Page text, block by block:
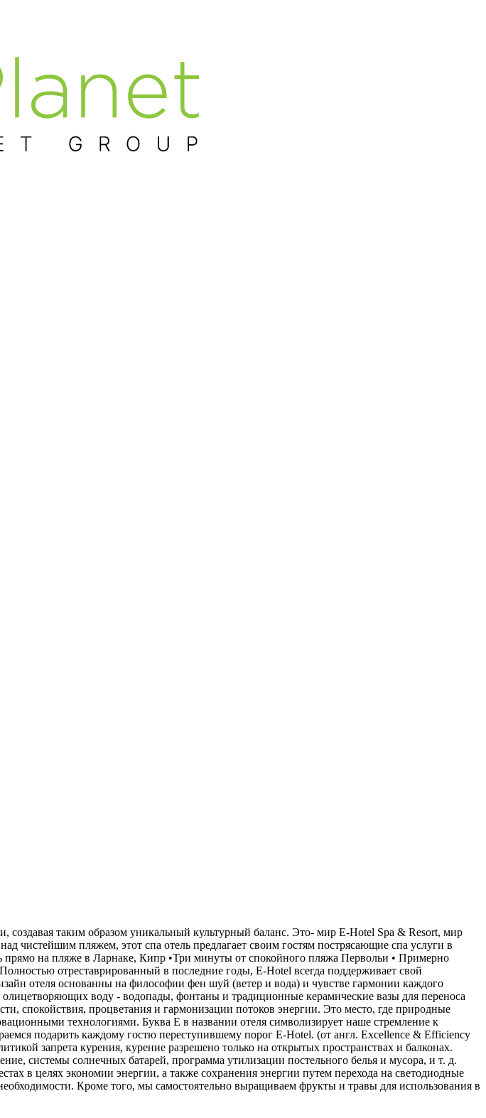
создавая таким образом уникальный культурный баланс. Это- мир E-Hotel Spa & Resort, мир
чистейшим пляжем, этот спа отель предлагает своим гостям пострясающие спа услуги в
на пляже в Ларнаке, Кипр •Три минуты от спокойного пляжа Первольи • Примерно
отреставрированный в последние годы, E-Hotel всегда поддерживает свой
отеля основанны на философии фен шуй (ветер и вода) и чувстве гармонии каждого
воду - водопады, фонтаны и традиционные керамические вазы для переноса
спокойствия, процветания и гармонизации потоков энергии. Это место, где природные
технологиями. Буква Е в названии отеля символизирует наше стремление к
подарить каждому гостю переступившему порог E-Hotel. (от англ. Excellence & Efficiency
запрета курения, курение разрешено только на открытых пространствах и балконах.
системы солнечных батарей, программа утилизации постельного белья и мусора, и т. д.
в целях экономии энергии, а также сохранения энергии путем перехода на светодиодные
Кроме того, мы самостоятельно выращиваем фрукты и травы для использования в